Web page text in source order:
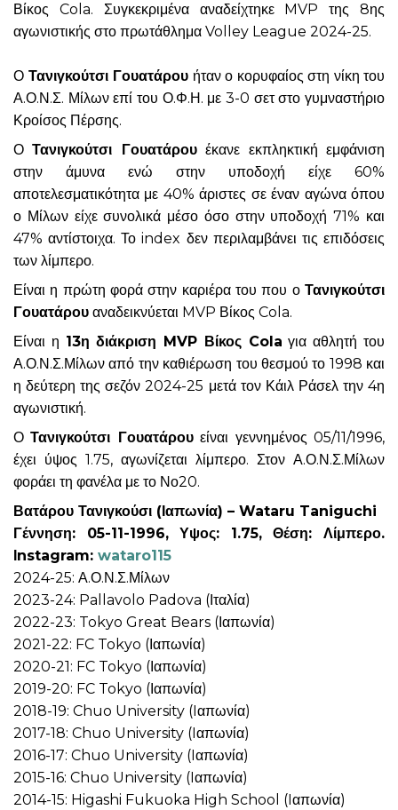
Βίκος Cola. Συγκεκριμένα αναδείχτηκε MVP της 8ης
αγωνιστικής στο πρωτάθλημα Volley League 2024-25.
Ο Τανιγκούτσι Γουατάρου ήταν ο κορυφαίος στη νίκη του
Α.Ο.Ν.Σ. Μίλων επί του Ο.Φ.Η. με 3-0 σετ στο γυμναστήριο
Κροίσος Πέρσης.
ΟΤανιγκούτσι Γουατάρουέκανε εκπληκτική εμφάνιση
στην άμυνα ενώ στην υποδοχή είχε 60%
αποτελεσματικότητα με 40% άριστες σε έναν αγώνα όπου
ο Μίλων είχε συνολικά μέσο όσο στην υποδοχή 71% και
47% αντίστοιχα. Το index δεν περιλαμβάνει τις επιδόσεις
των λίμπερο.
Είναι η πρώτη φορά στην καριέρα του που ο Τανιγκούτσι
Γουατάρου αναδεικνύεται MVP Βίκος Cola.
Είναι η 13η διάκριση MVP Βίκος Cola για αθλητή του
Α.Ο.Ν.Σ.Μίλων από την καθιέρωση του θεσμού το 1998 και
η δεύτερη της σεζόν 2024-25 μετά τον Κάιλ Ράσελ την 4η
αγωνιστική.
ΟΤανιγκούτσι Γουατάρουείναι γεννημένος 05/11/1996,
έχει ύψος 1.75, αγωνίζεται λίμπερο. Στον Α.Ο.Ν.Σ.Μίλων
φοράει τη φανέλα με το Νο20.
Βατάρου Τανιγκούσι (Ιαπωνία) – Wataru Taniguchi
Γέννηση: 05-11-1996, Υψος: 1.75, Θέση: Λίμπερο.
Ιnstagram: wataro115
2024-25: Α.Ο.Ν.Σ.Μίλων
2023-24: Pallavolo Padova (Ιταλία)
2022-23: Tokyo Great Bears (Ιαπωνία)
2021-22: FC Tokyo (Ιαπωνία)
2020-21: FC Tokyo (Ιαπωνία)
2019-20: FC Tokyo (Ιαπωνία)
2018-19: Chuo University (Iαπωνία)
2017-18: Chuo University (Iαπωνία)
2016-17: Chuo University (Iαπωνία)
2015-16: Chuo University (Iαπωνία)
2014-15: Higashi Fukuoka High School (Iαπωνία)